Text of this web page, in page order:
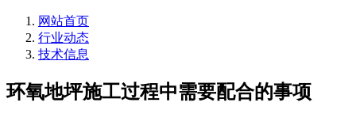
网站首页
行业动态
技术信息
环氧地坪施工过程中需要配合的事项